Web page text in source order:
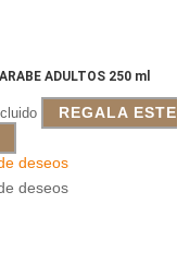
ADULTOS 250 ml
REGALA ESTE
deseos
deseos